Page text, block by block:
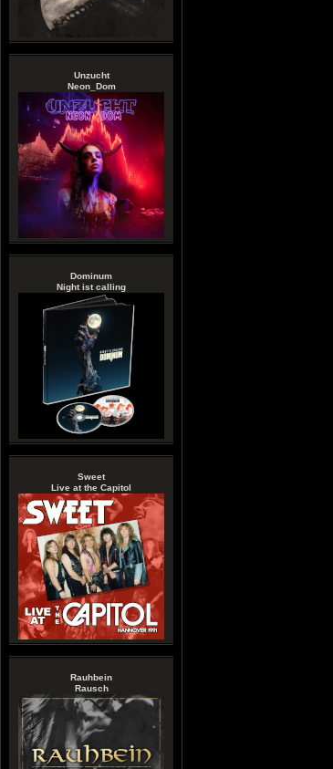
Unzucht
Neon_Dom
Dominum
Night ist calling
Sweet
Live at the Capitol
Rauhbein
Rausch